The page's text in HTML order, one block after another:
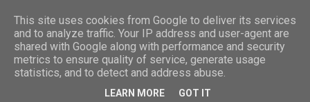
This site uses cookies from Google to deliver its services
and to analyze traffic. Your IP address and user-agent are
shared with Google along with performance and security
metrics to ensure quality of service, generate usage
statistics, and to detect and address abuse.
LEARN MORE GOT IT